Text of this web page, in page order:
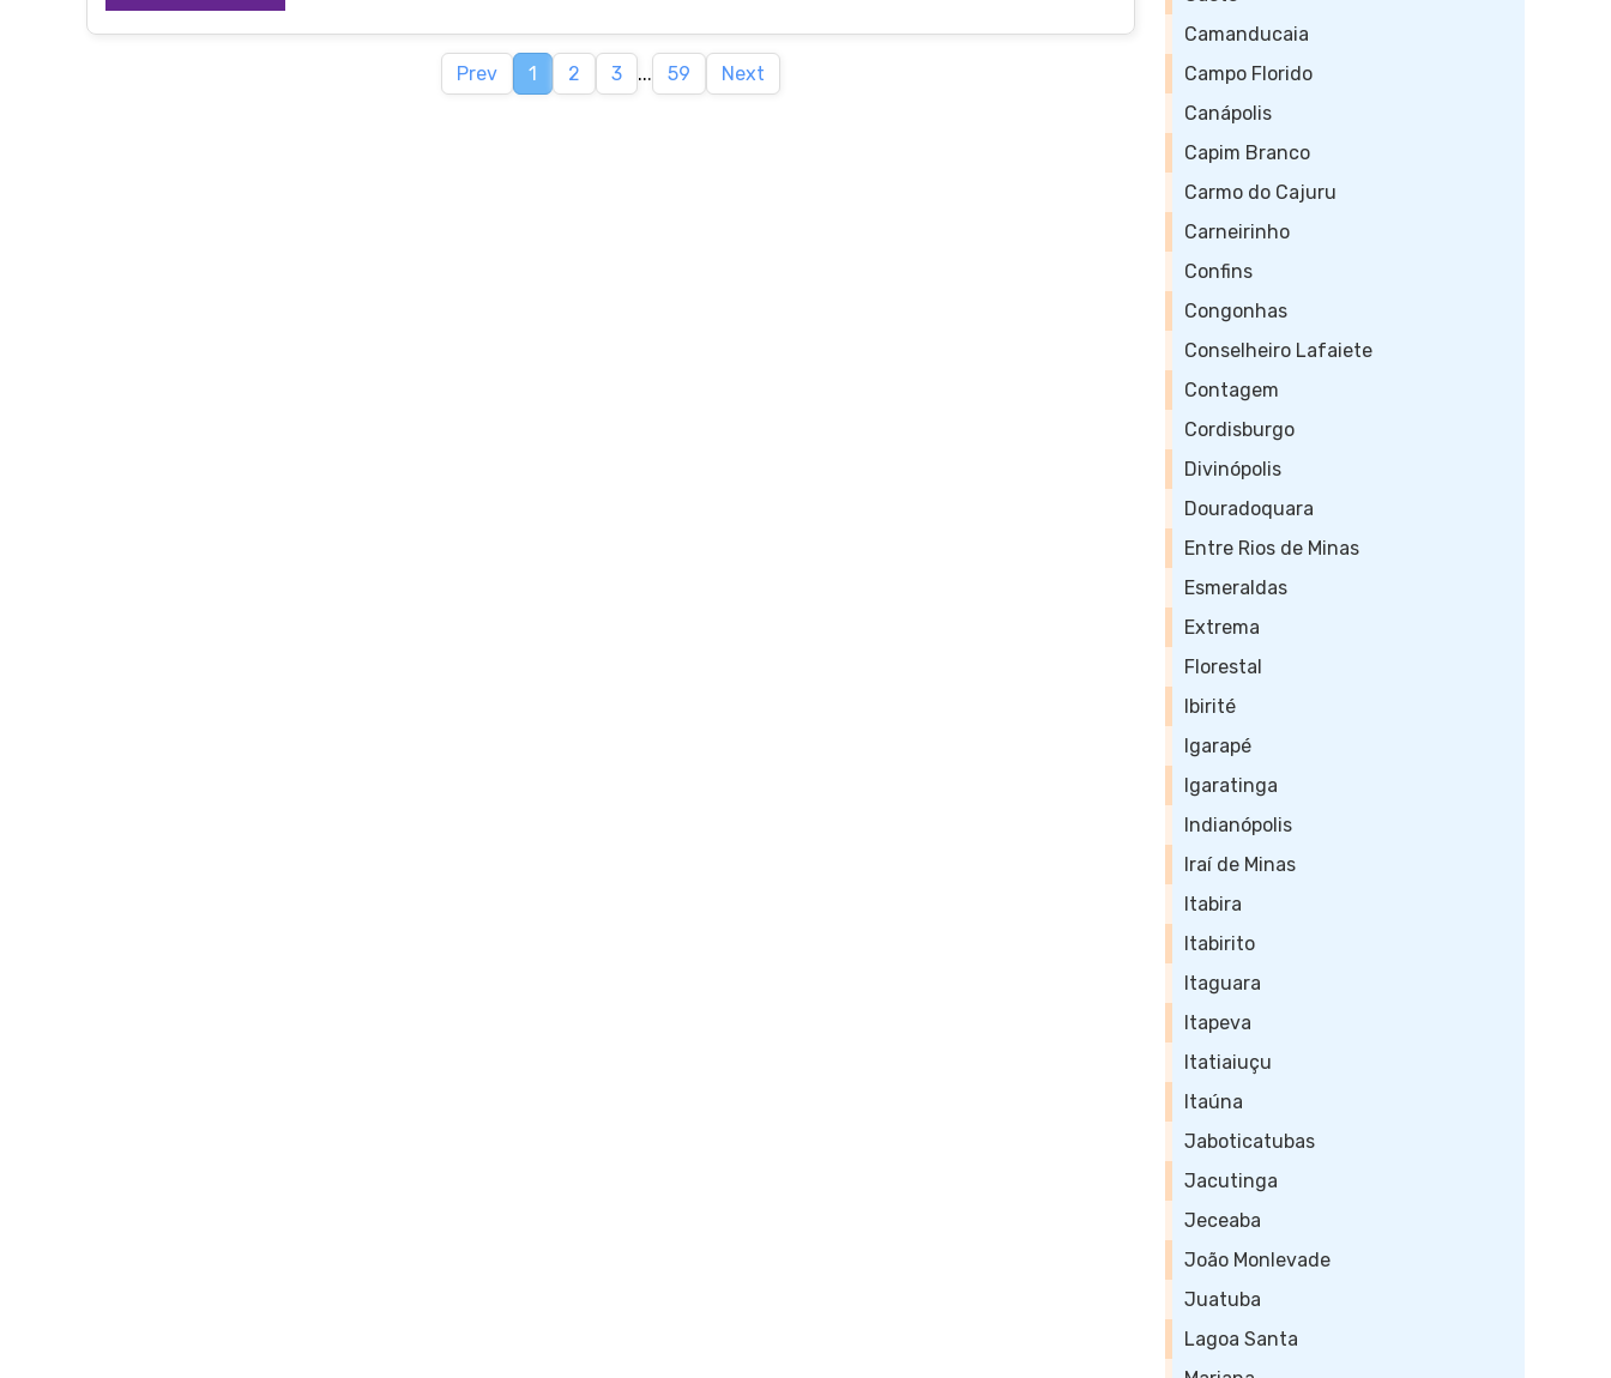
Prev 1 2 3 ... 59 Next
Camanducaia
Campo Florido
Canápolis
Capim Branco
Carmo do Cajuru
Carneirinho
Confins
Congonhas
Conselheiro Lafaiete
Contagem
Cordisburgo
Divinópolis
Douradoquara
Entre Rios de Minas
Esmeraldas
Extrema
Florestal
Ibirité
Igarapé
Igaratinga
Indianópolis
Iraí de Minas
Itabira
Itabirito
Itaguara
Itapeva
Itatiaiuçu
Itaúna
Jaboticatubas
Jacutinga
Jeceaba
João Monlevade
Juatuba
Lagoa Santa